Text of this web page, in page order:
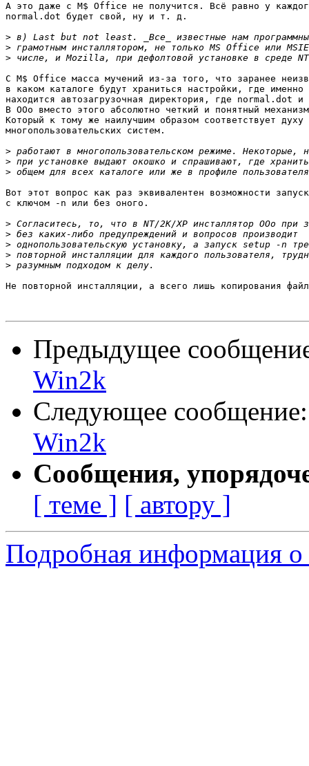
А это даже с M$ Office не получится. Всё равно у
normal.dot будет свой, ну и т. д.
>
>
>
С M$ Office масса мучений из-за того, что заранее
в каком каталоге будут храниться настройки, где именно
находится автозагрузочная директория, где normal.dot
В OOo вместо этого абсолютно четкий и понятный
Который к тому же наилучшим образом соответствует духу
многопользовательских систем.
>
>
>
Вот этот вопрос как раз эквивалентен возможности
с ключом -n или без оного.
>
>
>
>
>
Не повторной инсталляции, а всего лишь копирования
Предыдущее
Win2k
Следующее
Win2k
Сообщения,
[ теме ] [ автору ]
Подробная информация о